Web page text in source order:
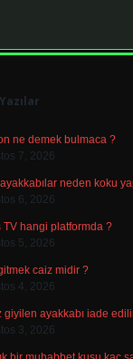
ne demek bulmaca ?
7, 2026
ayakkabılar neden koku
6, 2026
TV hangi platformda ?
5, 2026
caiz midir ?
4, 2026
giyilen ayakkabı iade
3, 2026